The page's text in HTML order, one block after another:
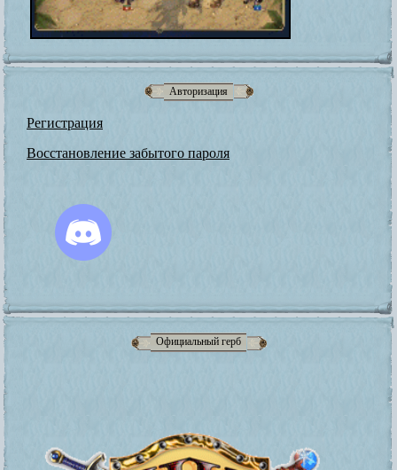
Авторизация
Регистрация
Восстановление забытого пароля
Официальный герб